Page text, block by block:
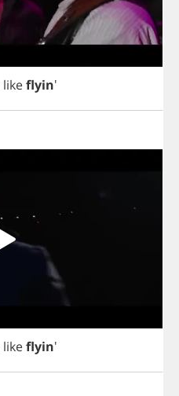
likeflyin'
likeflyin'